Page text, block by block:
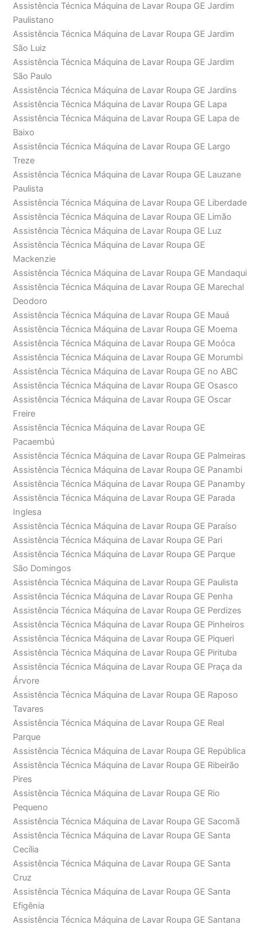
Assistência Técnica Máquina de Lavar Roupa GE Jardim
Paulistano
Assistência Técnica Máquina de Lavar Roupa GE Jardim
São Luiz
Assistência Técnica Máquina de Lavar Roupa GE Jardim
São Paulo
Assistência Técnica Máquina de Lavar Roupa GE Jardins
Assistência Técnica Máquina de Lavar Roupa GE Lapa
Assistência Técnica Máquina de Lavar Roupa GE Lapa de
Baixo
Assistência Técnica Máquina de Lavar Roupa GE Largo
Treze
Assistência Técnica Máquina de Lavar Roupa GE Lauzane
Paulista
Assistência Técnica Máquina de Lavar Roupa GE Liberdade
Assistência Técnica Máquina de Lavar Roupa GE Limão
Assistência Técnica Máquina de Lavar Roupa GE Luz
Assistência Técnica Máquina de Lavar Roupa GE
Mackenzie
Assistência Técnica Máquina de Lavar Roupa GE Mandaqui
Assistência Técnica Máquina de Lavar Roupa GE Marechal
Deodoro
Assistência Técnica Máquina de Lavar Roupa GE Mauá
Assistência Técnica Máquina de Lavar Roupa GE Moema
Assistência Técnica Máquina de Lavar Roupa GE Moóca
Assistência Técnica Máquina de Lavar Roupa GE Morumbi
Assistência Técnica Máquina de Lavar Roupa GE no ABC
Assistência Técnica Máquina de Lavar Roupa GE Osasco
Assistência Técnica Máquina de Lavar Roupa GE Oscar
Freire
Assistência Técnica Máquina de Lavar Roupa GE
Pacaembú
Assistência Técnica Máquina de Lavar Roupa GE Palmeiras
Assistência Técnica Máquina de Lavar Roupa GE Panambi
Assistência Técnica Máquina de Lavar Roupa GE Panamby
Assistência Técnica Máquina de Lavar Roupa GE Parada
Inglesa
Assistência Técnica Máquina de Lavar Roupa GE Paraíso
Assistência Técnica Máquina de Lavar Roupa GE Pari
Assistência Técnica Máquina de Lavar Roupa GE Parque
São Domingos
Assistência Técnica Máquina de Lavar Roupa GE Paulista
Assistência Técnica Máquina de Lavar Roupa GE Penha
Assistência Técnica Máquina de Lavar Roupa GE Perdizes
Assistência Técnica Máquina de Lavar Roupa GE Pinheiros
Assistência Técnica Máquina de Lavar Roupa GE Piqueri
Assistência Técnica Máquina de Lavar Roupa GE Pirituba
Assistência Técnica Máquina de Lavar Roupa GE Praça da
Árvore
Assistência Técnica Máquina de Lavar Roupa GE Raposo
Tavares
Assistência Técnica Máquina de Lavar Roupa GE Real
Parque
Assistência Técnica Máquina de Lavar Roupa GE República
Assistência Técnica Máquina de Lavar Roupa GE Ribeirão
Pires
Assistência Técnica Máquina de Lavar Roupa GE Rio
Pequeno
Assistência Técnica Máquina de Lavar Roupa GE Sacomã
Assistência Técnica Máquina de Lavar Roupa GE Santa
Cecília
Assistência Técnica Máquina de Lavar Roupa GE Santa
Cruz
Assistência Técnica Máquina de Lavar Roupa GE Santa
Efigênia
Assistência Técnica Máquina de Lavar Roupa GE Santana